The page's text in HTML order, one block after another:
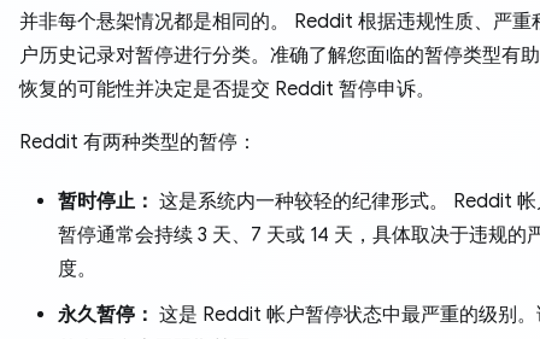
并非每个悬架情况都是相同的。 Reddit 根据违规性质、严重
户历史记录对暂停进行分类。准确了解您面临的暂停类型有
恢复的可能性并决定是否提交 Reddit 暂停申诉。
Reddit 有两种类型的暂停：
暂时停止： 这是系统内一种较轻的纪律形式。 Reddit
暂停通常会持续 3 天、7 天或 14 天，具体取决于违规的
度。
永久暂停： 这是 Reddit 帐户暂停状态中最严重的级别